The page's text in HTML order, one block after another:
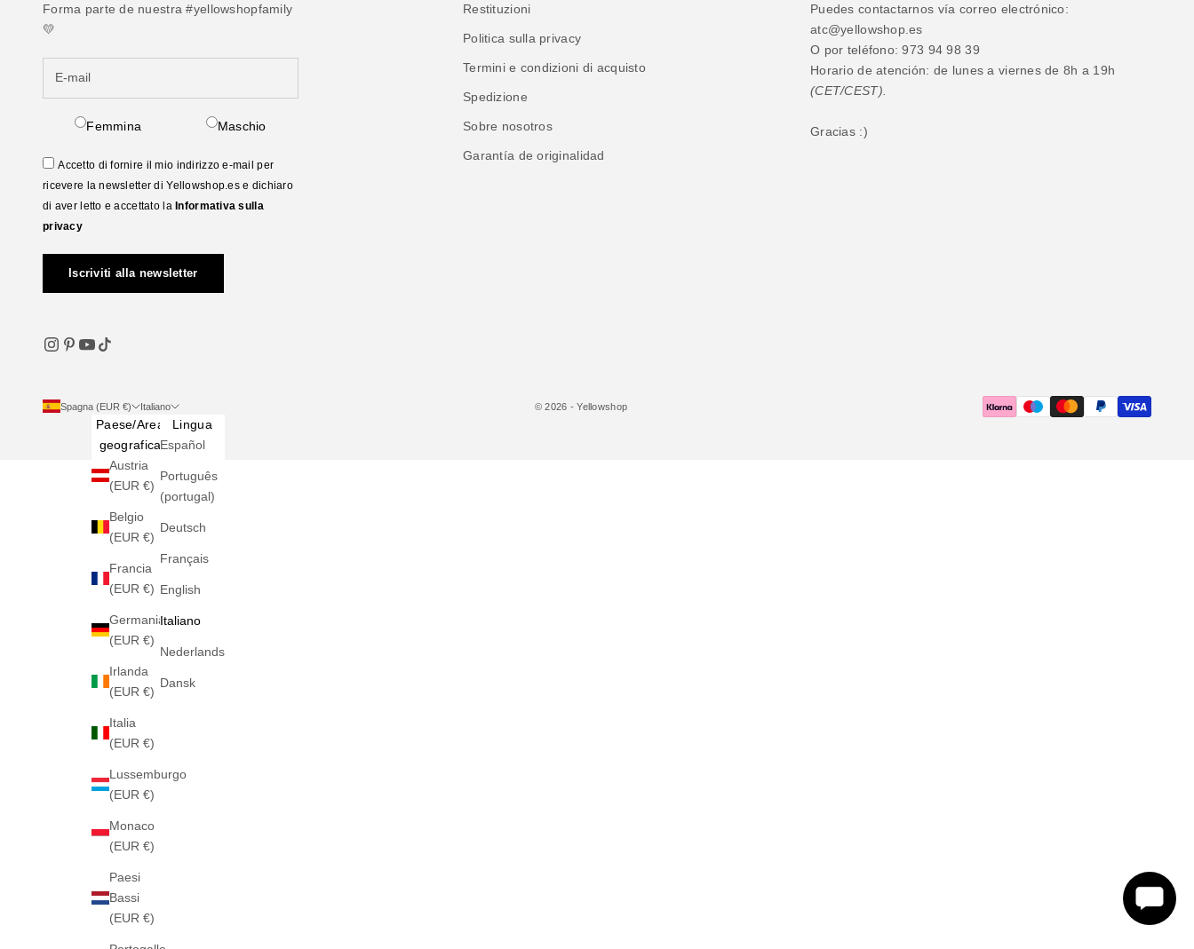
Forma parte de nuestra #yellowshopfamily
💛
Femmina Maschio
Accetto di fornire il mio indirizzo e-mail per
ricevere la newsletter di Yellowshop.es e dichiaro
di aver letto e accettato laInformativa sulla
privacy
Iscriviti alla newsletter
Restituzioni
Politica sulla privacy
Termini e condizioni di acquisto
Spedizione
Sobre nosotros
Garantía de originalidad
Puedes contactarnos vía correo electrónico:
atc@yellowshop.es
O por teléfono: 973 94 98 39
Horario de atención: de lunes a viernes de 8h a 19h
(CET/CEST).
Gracias :)
Spagna (EUR €)
Paese/Area
geografica
Austria
(EUR €)
Belgio
(EUR €)
Francia
(EUR €)
Germania
(EUR €)
Irlanda
(EUR €)
Italia
(EUR €)
Lussemburgo
(EUR €)
Monaco
(EUR €)
Paesi
Bassi
(EUR €)
Italiano
Lingua
Español
Português
(portugal)
Deutsch
Français
English
Italiano
Nederlands
Dansk
© 2026 - Yellowshop